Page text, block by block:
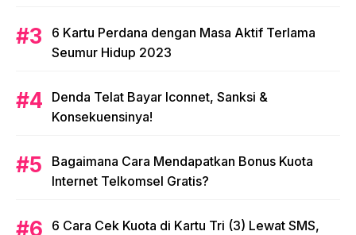
6 Kartu Perdana dengan Masa Aktif Terlama
Seumur Hidup 2023
Denda Telat Bayar Iconnet, Sanksi &
Konsekuensinya!
Bagaimana Cara Mendapatkan Bonus Kuota
Internet Telkomsel Gratis?
6 Cara Cek Kuota di Kartu Tri (3) Lewat SMS,